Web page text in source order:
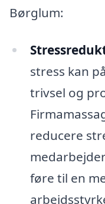
Børglum:
stress kan
trivsel og
reducere
føre til en